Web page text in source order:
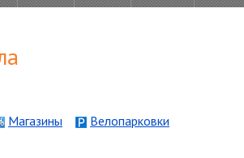
Магазины Велопарковки